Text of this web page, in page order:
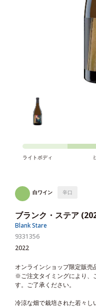
ライトボディ
白ワイン 辛口
ブランク・ステア
Blank Stare
9331356
2022
オンラインショップ限定販売
※ご注文タイミングにより、
す。ご了承ください。
冷涼な畑で栽培された若々し